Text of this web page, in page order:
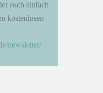
euch einfach
kostenlosen
newsletter/